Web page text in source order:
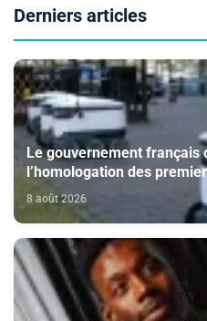
Derniers articles
Le gouvernement français
l’homologation des
autonome
8 août 2026